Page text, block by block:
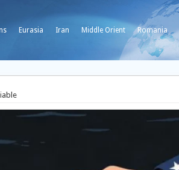
Eurasia Iran Middle Orient Romania